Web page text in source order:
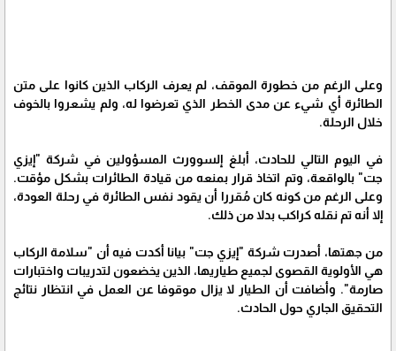
وعلى الرغم من خطورة الموقف، لم يعرف الركاب الذين كانوا على متن
الطائرة أي شيء عن مدى الخطر الذي تعرضوا له، ولم يشعروا بالخوف
خلال الرحلة.
في اليوم التالي للحادث، أبلغ إلسوورث المسؤولين في شركة "إيزي
جت" بالواقعة، وتم اتخاذ قرار بمنعه من قيادة الطائرات بشكل مؤقت.
وعلى الرغم من كونه كان مُقررا أن يقود نفس الطائرة في رحلة العودة،
إلا أنه تم نقله كراكب بدلا من ذلك.
من جهتها، أصدرت شركة "إيزي جت" بيانا أكدت فيه أن "سلامة الركاب
هي الأولوية القصوى لجميع طياريها، الذين يخضعون لتدريبات واختبارات
صارمة". وأضافت أن الطيار لا يزال موقوفا عن العمل في انتظار نتائج
التحقيق الجاري حول الحادث.